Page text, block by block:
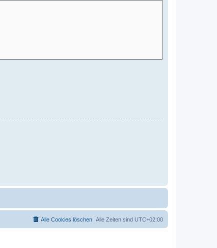
Alle Zeiten sind UTC+02:00
Alle Cookies löschen